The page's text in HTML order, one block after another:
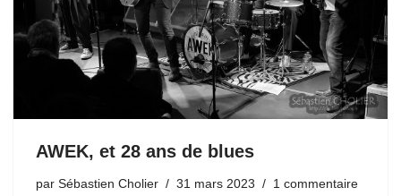
AWEK, et 28 ans de blues
par Sébastien Cholier 31 mars 2023 1 commentaire